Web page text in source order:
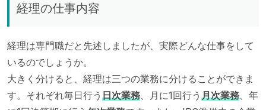
経理の仕事内容
経理は専門職だと先述しましたが、実際どんな仕事をして
いるのでしょうか。
大きく分けると、経理は三つの業務に分けることができま
す。それぞれ毎日行う 日次業務、月に1回行う 月次業務、年